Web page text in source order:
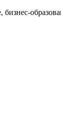
бизнес-